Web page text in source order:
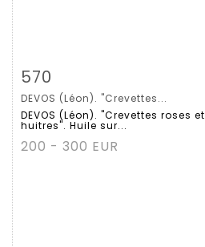
拍品详情
570
DEVOS (Léon). "Crevettes...
DEVOS (Léon). "Crevettes roses et
huitres". Huile sur...
200 - 300 EUR